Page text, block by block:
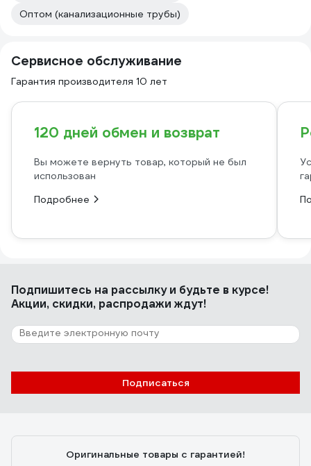
Оптом (канализационные трубы)
Сервисное обслуживание
Гарантия производителя 10 лет
120 дней обмен и возврат
Вы можете вернуть товар, который не был
использован
Подробнее
Подпишитесь на рассылкуи будьте в курсе!
Акции, скидки, распродажи ждут!
Подписаться
Оригинальные товары с гарантией!